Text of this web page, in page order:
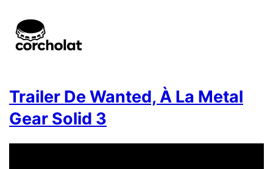
Trailer De Wanted, À La Metal
Gear Solid 3